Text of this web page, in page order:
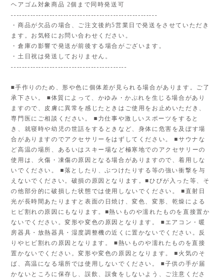
ヘアゴム対象商品 2個まで同時発送可
-----------------------------------------------------
・商品が欠品の場合、ご注文後約5営業日で発送をさせていただき
ます。お気軽にお問い合わせください。
・倉庫の影響で発送が前後する場合がございます。
・土日祝は発送しておりません。
------------------------------------------
■手作りのため、形や色に個体差が見られる場合があります。ご了
承下さい。 ■体質によって、かゆみ・かぶれを生じる場合があり
ますので、皮膚に異常を感じたときはご使用をお止めいただき、
専門医にご相談ください。 ■力仕事や激しいスポーツをすると
き、就寝時や幼児の世話をするときなど、身体に危害を及ぼす場
合がありますのでアクセサリーをはずしてください。 ■サウナな
ど高温の場所、あるいはスキー場など極寒地でのアクセサリーの
使用は、火傷・凍傷の原因となる場合がありますので、着用しな
いでください。 ■落としたり、ぶつけたりする等の強い衝撃を与
えないでください。破損の原因となります。■ひびが入った等、そ
の他部分的に破損した状態では使用しないでください。 ■直射日
光が長時間あたりますと表面の日焼け、変色、変形、乾燥による
ヒビ割れの原因にもなります。■熱いものや濡れたものを直接置か
ないでください。変形や変色の原因となります。 ■エアコン・暖
房器具・放熱器具・湿度調整機の近くに置かないでください。反
りやヒビ割れの原因となります。 ■熱いものや濡れたものを直接
置かないでください。変形や変色の原因となります。 ■火気のそ
ば、高温になる場所では使用しないでください。 ■子供の手が届
かないところに保存し、誤飲、誤食をしないよう、ご注意くださ